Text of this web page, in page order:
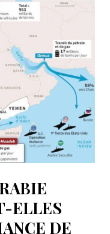
ELLES
DE